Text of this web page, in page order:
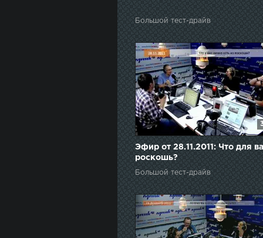
Большой тест-драйв
Эфир от 28.11.2011: Что для
роскошь?
Большой тест-драйв